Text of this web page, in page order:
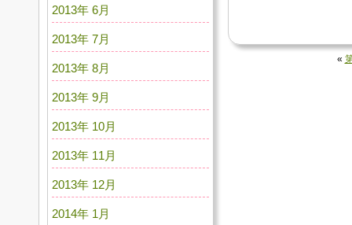
«
2013年 6月
2013年 7月
2013年 8月
2013年 9月
2013年 10月
2013年 11月
2013年 12月
2014年 1月